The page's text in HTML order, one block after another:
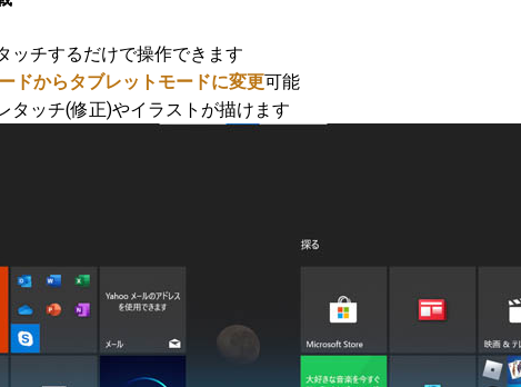
チするだけで操作できます
ドからタブレットモードに変更可能
タッチ(修正)やイラストが描けます